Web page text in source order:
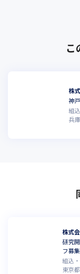
こ
株
神
組
兵
株式
研究
フ募集
組込
東京都